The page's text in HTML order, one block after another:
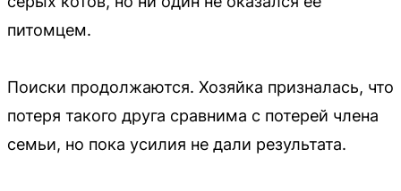
питомцем.
Поиски продолжаются. Хозяйка призналась, что
потеря такого друга сравнима с потерей члена
семьи, но пока усилия не дали результата.